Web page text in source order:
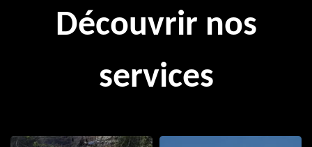
Découvrir nos
services